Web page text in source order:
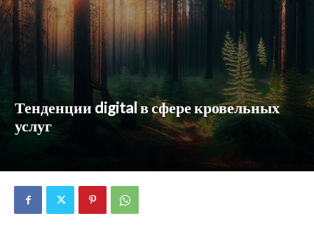
Тенденции digital в сфере кровельных
услуг